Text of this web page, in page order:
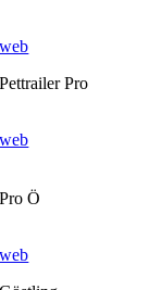
web
Pettrailer Pro
web
Pro Ö
web